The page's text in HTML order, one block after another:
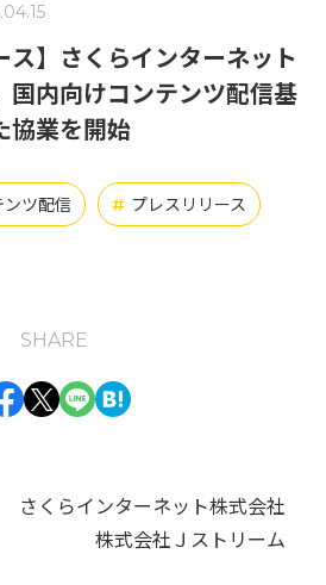
# SaaSサービス
ド # チャレンジ
タグ一覧
ス】さくらインターネット
国内向けコンテンツ配信基
協業を開始
ンツ配信 # プレスリリース
SHARE
さくらインターネット株式会社
株式会社Ｊストリーム